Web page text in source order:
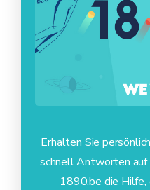
Erhalten Sie
schnell Antworten auf
1890.be die Hilfe,